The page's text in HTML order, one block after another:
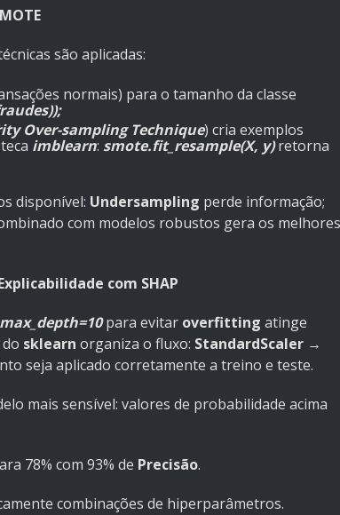
são aplicadas:
normais) para o tamanho da classe
Over-sampling Technique) cria exemplos
imblearn: smote.fit_resample(X, y)retorna
disponível: Undersampling perde informação;
com modelos robustos gera os melhores
com SHAP
max_depth=10para evitar overfitting atinge
do sklearn organiza o fluxo: StandardScaler →
seja aplicado corretamente a treino e teste.
mais sensível: valores de probabilidade acima
78% com 93% de Precisão.
combinações de hiperparâmetros.